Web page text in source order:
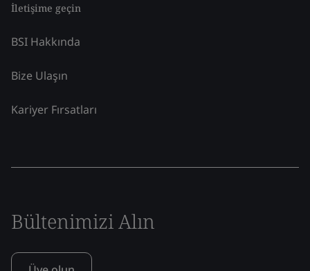
İletişime geçin
BSI Hakkında
Bize Ulaşın
Kariyer Fırsatları
Bültenimizi Alın